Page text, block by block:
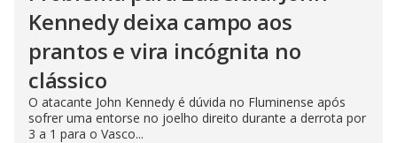
Kennedy deixa campo aos
prantos e vira incógnita no
clássico
O atacante John Kennedy é dúvida no Fluminense após
sofrer uma entorse no joelho direito durante a derrota por
3 a 1 para o Vasco...